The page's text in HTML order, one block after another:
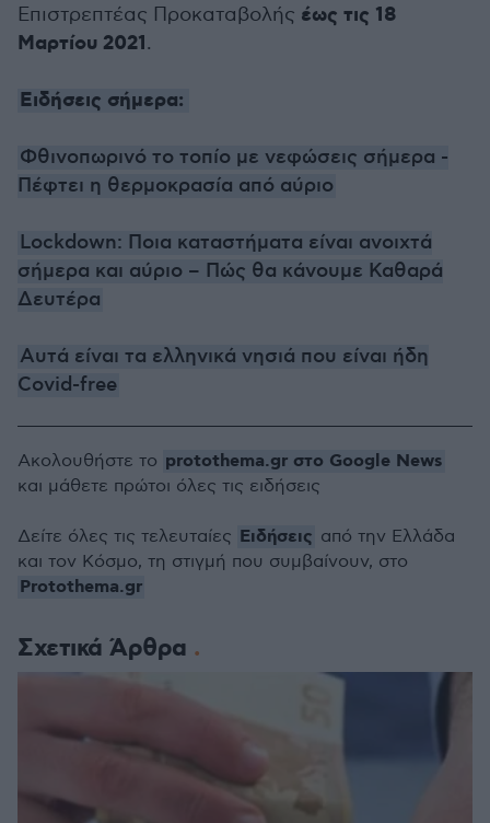
Επιστρεπτέας Προκαταβολής έως τις 18
Μαρτίου 2021.
Ειδήσεις σήμερα:
Φθινοπωρινό το τοπίο με νεφώσεις σήμερα -
Πέφτει η θερμοκρασία από αύριο
Lockdown: Ποια καταστήματα είναι ανοιχτά
σήμερα και αύριο – Πώς θα κάνουμε Καθαρά
Δευτέρα
Αυτά είναι τα ελληνικά νησιά που είναι ήδη
Covid-free
Σχετικά Άρθρα
Ακολουθήστε το protothema.gr στο Google News
και μάθετε πρώτοι όλες τις ειδήσεις
Δείτε όλες τις τελευταίες Ειδήσεις από την Ελλάδα
και τον Κόσμο, τη στιγμή που συμβαίνουν, στο
Protothema.gr